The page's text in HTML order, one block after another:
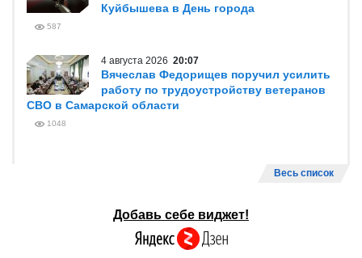
Куйбышева в День города
587
4 августа 2026 20:07
Вячеслав Федорищев поручил усилить
работу по трудоустройству ветеранов
СВО в Самарской области
1048
Весь список
Добавь себе виджет!